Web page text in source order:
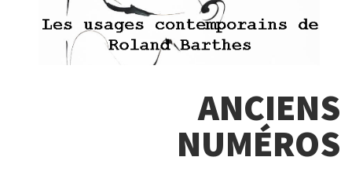
ANCIENS
NUMÉROS